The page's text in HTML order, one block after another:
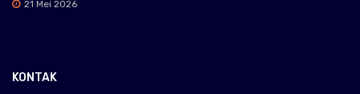
21 Mei 2026
KONTAK